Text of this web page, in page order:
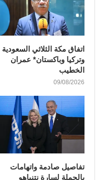
اتفاق مكة الثلاثي السعودية
وتركيا وباكستان* عمران
الخطيب
09/08/2026
تفاصيل صادمة واتهامات
بالجملة لسارة نتنياهو